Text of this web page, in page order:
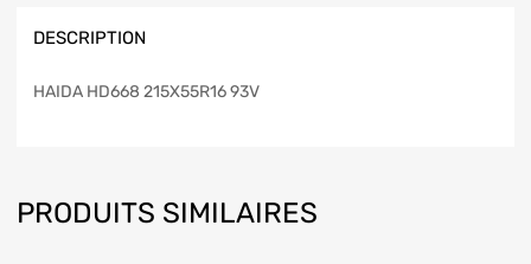
DESCRIPTION
HAIDA HD668 215X55R16 93V
PRODUITS SIMILAIRES